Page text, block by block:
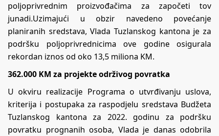
poljoprivrednim proizvođačima za započeti tov
junadi.Uzimajući u obzir navedeno povećanje
planiranih sredstava, Vlada Tuzlanskog kantona je za
podršku poljoprivrednicima ove godine osigurala
rekordan iznos od oko 13,5 miliona KM.
362.000 KM za projekte održivog povratka
U okviru realizacije Programa o utvrđivanju uslova,
kriterija i postupaka za raspodjelu sredstava Budžeta
Tuzlanskog kantona za 2022. godinu za podršku
povratku prognanih osoba, Vlada je danas odobrila